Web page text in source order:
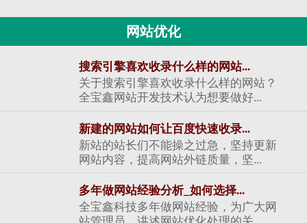
网站优化
搜索引擎喜欢收录什么样的网站...
关于搜索引擎喜欢收录什么样的网站？
全宝鑫网站开发技术认为想要做好...
新建的网站如何让百度快速收录...
新站的站长们不能操之过急，坚持更新
网站内容，提高网站外链质量，坚...
多年做网站经验分析_如何选择...
全宝鑫科技多年做网站经验，为广大网